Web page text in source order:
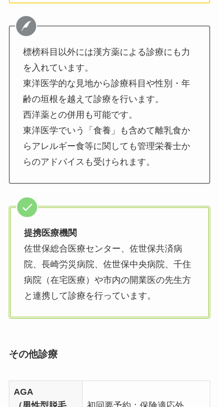
標榜科目以外には漢方薬による診療にも力
を入れています。
東洋医学的な見地から診療科目や性別・年
齢の垣根を越えて診療を行います。
西洋薬との併用も可能です。
東洋医学でいう「食養」も含めて離乳食か
らアレルギー食等に関しても管理栄養士か
らのアドバイスも受けられます。
提携医療機関
佐世保総合医療センター、佐世保共済病
院、長崎労災病院、佐世保中央病院、千住
病院（在宅医療）や市内の開業医の先生方
と連携して診療を行っています。
その他診療
AGA